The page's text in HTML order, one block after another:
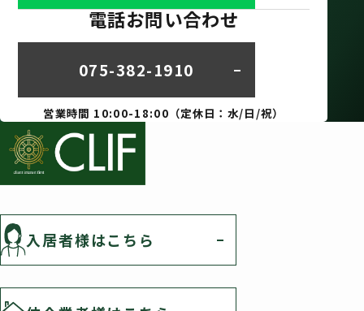
電話お問い合わせ
075-382-1910
営業時間 10:00-18:00（定休日：水/日/祝）
入居者様はこちら